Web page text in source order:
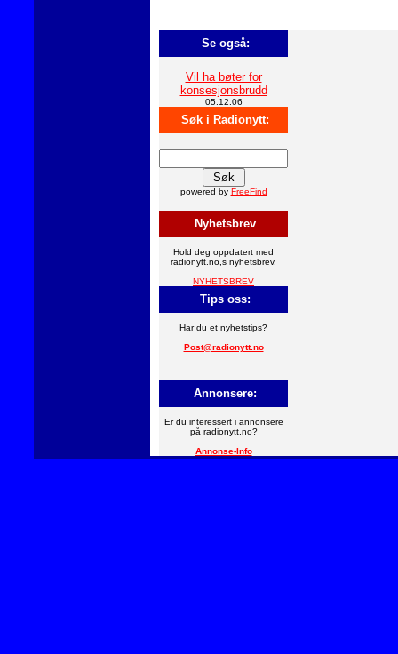
Se også:
Vil ha bøter for
konsesjonsbrudd
05.12.06
Søk i Radionytt:
powered by FreeFind
Nyhetsbrev
Hold deg oppdatert med
radionytt.no,s nyhetsbrev.
NYHETSBREV
Tips oss:
Har du et nyhetstips?
Post@radionytt.no
Annonsere:
Er du interessert i annonsere
på radionytt.no?
Annonse-Info